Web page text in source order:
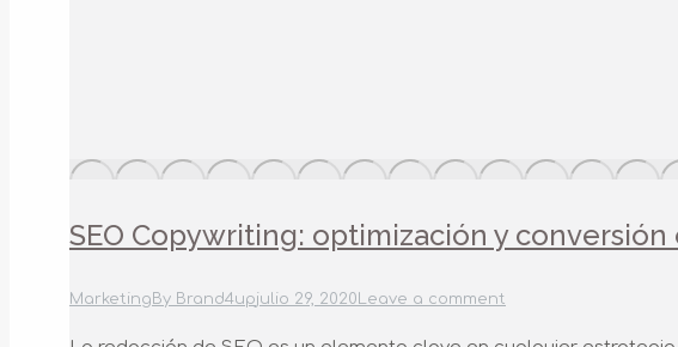
SEO Copywriting: optimización y conversión
Marketing By Brand4upjulio 29, 2020 Leave a comment